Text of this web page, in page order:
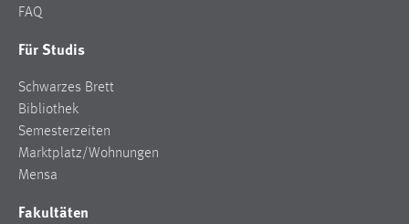
FAQ
Für Studis
Schwarzes Brett
Bibliothek
Semesterzeiten
Marktplatz/Wohnungen
Mensa
Fakultäten